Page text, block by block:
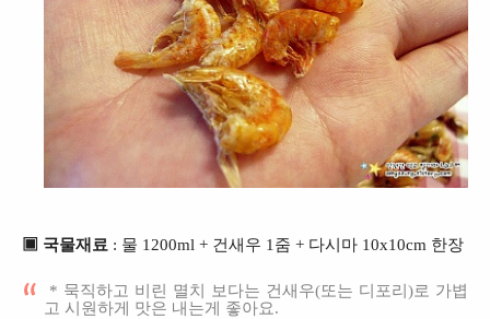
▣ 국물재료 : 물 1200ml + 건새우 1줌 + 다시마 10x10cm 한장
* 묵직하고 비린 멸치 보다는 건새우(또는 디포리)로 가볍
고 시원하게 맛은 내는게 좋아요.